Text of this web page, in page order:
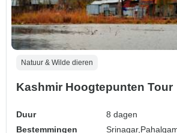
Natuur & Wilde dieren
Kashmir Hoogtepunten Tour
Duur
8 dagen
Bestemmingen
Srinagar,